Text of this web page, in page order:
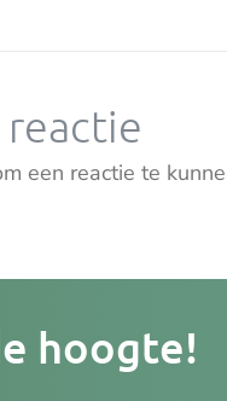
reactie
een reactie te
hoogte!